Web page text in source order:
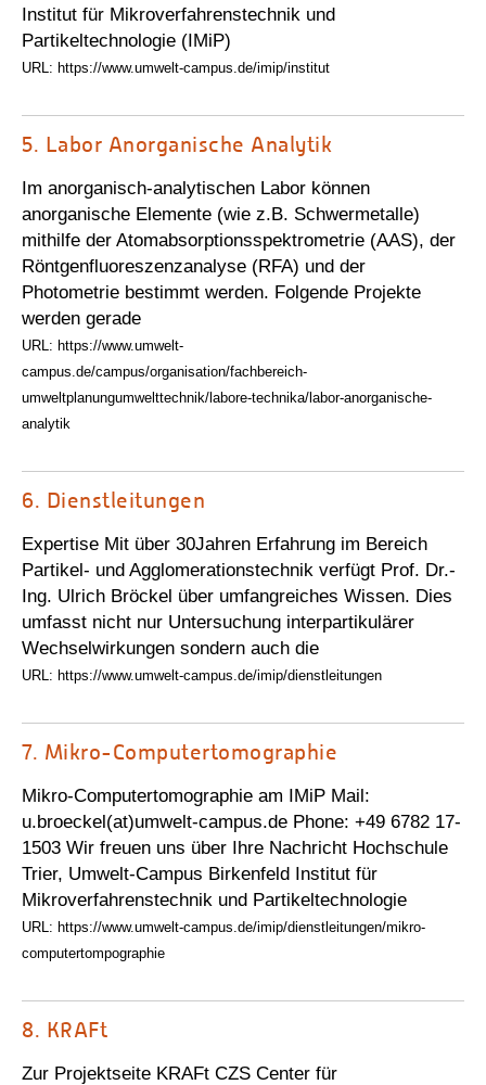
Institut für Mikroverfahrenstechnik und
Partikeltechnologie (IMiP)
URL: https://www.umwelt-campus.de/imip/institut
5. Labor Anorganische Analytik
Im anorganisch-analytischen Labor können
anorganische Elemente (wie z.B. Schwermetalle)
mithilfe der Atomabsorptionsspektrometrie (AAS), der
Röntgenfluoreszenzanalyse (RFA) und der
Photometrie bestimmt werden. Folgende Projekte
werden gerade
URL: https://www.umwelt-
campus.de/campus/organisation/fachbereich-
umweltplanungumwelttechnik/labore-technika/labor-anorganische-
analytik
6. Dienstleitungen
Expertise Mit über 30Jahren Erfahrung im Bereich
Partikel- und Agglomerationstechnik verfügt Prof. Dr.-
Ing. Ulrich Bröckel über umfangreiches Wissen. Dies
umfasst nicht nur Untersuchung interpartikulärer
Wechselwirkungen sondern auch die
URL: https://www.umwelt-campus.de/imip/dienstleitungen
7. Mikro-Computertomographie
Mikro-Computertomographie am IMiP Mail:
u.broeckel(at)umwelt-campus.de Phone: +49 6782 17-
1503 Wir freuen uns über Ihre Nachricht Hochschule
Trier, Umwelt-Campus Birkenfeld Institut für
Mikroverfahrenstechnik und Partikeltechnologie
URL: https://www.umwelt-campus.de/imip/dienstleitungen/mikro-
computertompographie
8. KRAFt
Zur Projektseite KRAFt CZS Center für